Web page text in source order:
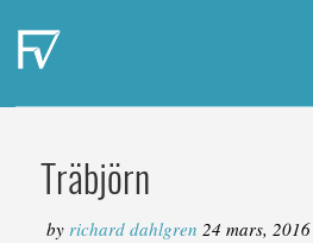
Träbjörn
byrichard dahlgren24 mars, 2016